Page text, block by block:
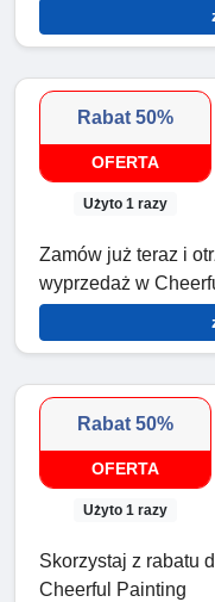
Rabat 50%
OFERTA
Użyto 1 razy
Zamów już teraz i
wyprzedaż w
Rabat 50%
OFERTA
Użyto 1 razy
Skorzystaj z rabatu
Cheerful Painting